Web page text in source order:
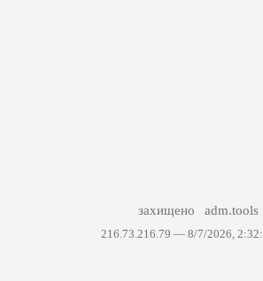
захищено adm.tools
216.73.216.79 — 8/7/2026,